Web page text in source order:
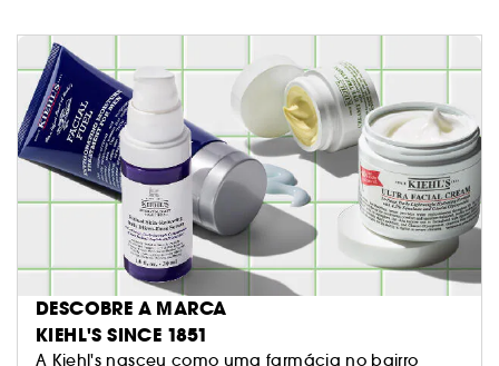
DESCOBRE A MARCA
KIEHL'S SINCE 1851
A Kiehl's nasceu como uma farmácia no bairro